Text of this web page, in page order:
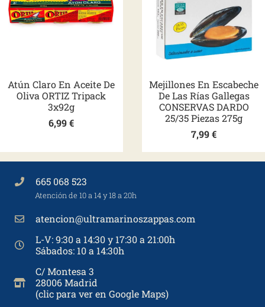
Atún Claro En Aceite De
Oliva ORTIZ Tripack
3x92g
6,99€
Mejillones En Escabeche
De Las Rías Gallegas
CONSERVAS DARDO
25/35 Piezas 275g
7,99€
665 068 523
Atención de 10 a 14 y 18 a 20h
atencion@ultramarinoszappas.com
L-V: 9:30 a 14:30 y 17:30 a 21:00h
Sábados: 10 a 14:30h
C/ Montesa 3
28006 Madrid
(clic para ver en Google Maps)